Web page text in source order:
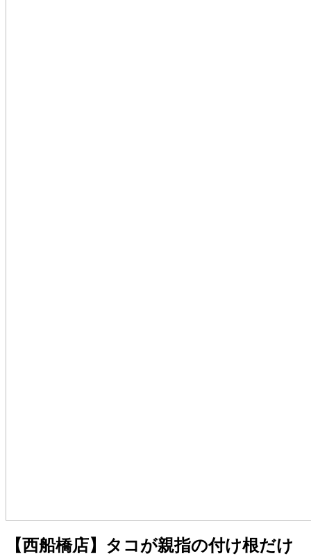
【西船橋店】タコが親指の付け根だけ